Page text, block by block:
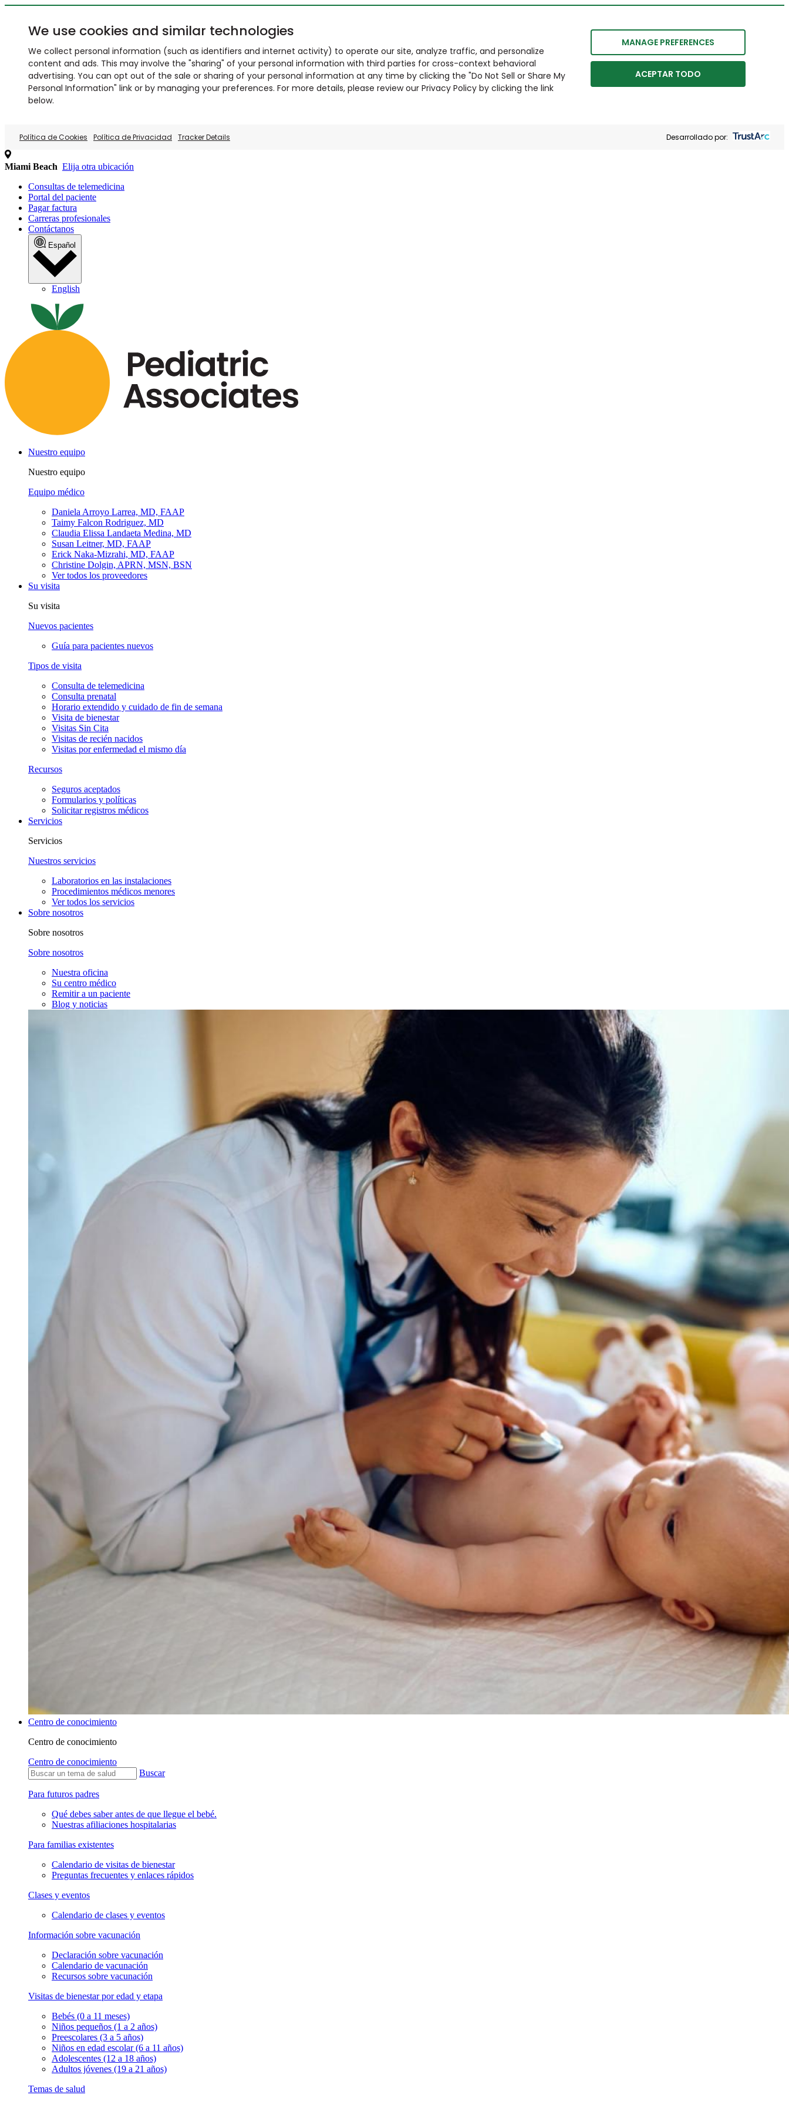
We use cookies and similar technologies
We collect personal information (such as identifiers and internet activity) to operate our site, analyze traffic, and personalize
content and ads. This may involve the "sharing" of your personal information with third parties for cross-context behavioral
advertising. You can opt out of the sale or sharing of your personal information at any time by clicking the "Do Not Sell or Share My
Personal Information" link or by managing your preferences. For more details, please review our Privacy Policy by clicking the link
below.
MANAGE PREFERENCES
ACEPTAR TODO
Política de Cookies Política de Privacidad Tracker Details Desarrollado por:
Miami Beach Elija otra ubicación
Consultas de telemedicina
Portal del paciente
Pagar factura
Carreras profesionales
Contáctanos
Español
English
Nuestro equipo
Nuestro equipo
Equipo médico
Daniela Arroyo Larrea, MD, FAAP
Taimy Falcon Rodriguez, MD
Claudia Elissa Landaeta Medina, MD
Susan Leitner, MD, FAAP
Erick Naka-Mizrahi, MD, FAAP
Christine Dolgin, APRN, MSN, BSN
Ver todos los proveedores
Su visita
Su visita
Nuevos pacientes
Guía para pacientes nuevos
Tipos de visita
Consulta de telemedicina
Consulta prenatal
Horario extendido y cuidado de fin de semana
Visita de bienestar
Visitas Sin Cita
Visitas de recién nacidos
Visitas por enfermedad el mismo día
Recursos
Seguros aceptados
Formularios y políticas
Solicitar registros médicos
Servicios
Servicios
Nuestros servicios
Laboratorios en las instalaciones
Procedimientos médicos menores
Ver todos los servicios
Sobre nosotros
Sobre nosotros
Sobre nosotros
Nuestra oficina
Su centro médico
Remitir a un paciente
Blog y noticias
Centro de conocimiento
Centro de conocimiento
Centro de conocimiento
Buscar
Para futuros padres
Qué debes saber antes de que llegue el bebé.
Nuestras afiliaciones hospitalarias
Para familias existentes
Calendario de visitas de bienestar
Preguntas frecuentes y enlaces rápidos
Clases y eventos
Calendario de clases y eventos
Información sobre vacunación
Declaración sobre vacunación
Calendario de vacunación
Recursos sobre vacunación
Visitas de bienestar por edad y etapa
Bebés (0 a 11 meses)
Niños pequeños (1 a 2 años)
Preescolares (3 a 5 años)
Niños en edad escolar (6 a 11 años)
Adolescentes (12 a 18 años)
Adultos jóvenes (19 a 21 años)
Temas de salud